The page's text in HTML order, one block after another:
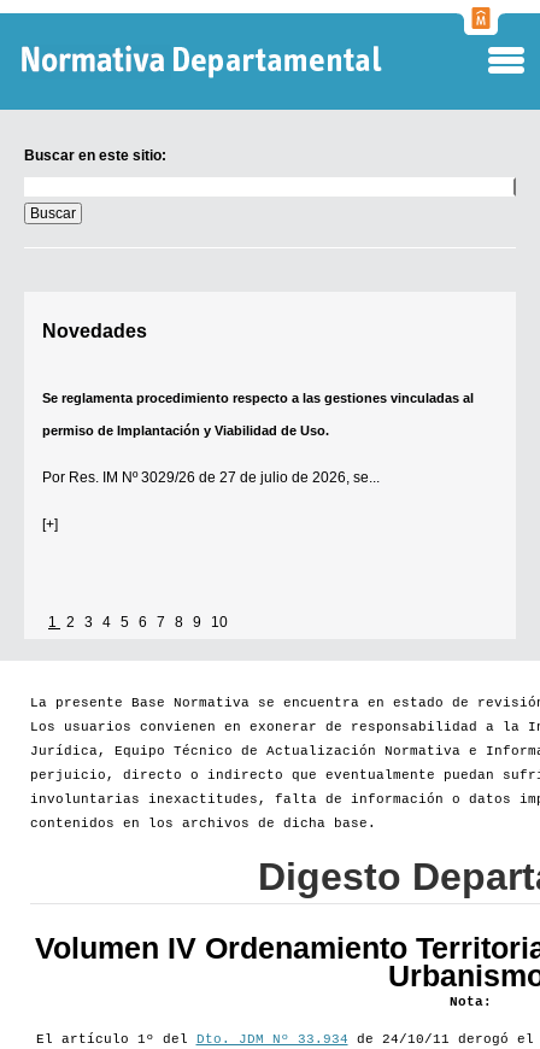
Buscar en este sitio:
en
este
sitio:
Novedades
Se reglamenta procedimiento respecto a las gestiones vinculadas al
permiso de Implantación y Viabilidad de Uso.
Por Res. IM Nº 3029/26 de 27 de julio de 2026, se...
[+]
1 2 3 4 5 6 7 8 9 10
La presente Base Normativa se encuentra en estado de
Los usuarios convienen en exonerar de responsabilidad a la
Jurídica, Equipo Técnico de Actualización Normativa e
perjuicio, directo o indirecto que eventualmente puedan
involuntarias inexactitudes, falta de información o datos
contenidos en los archivos de dicha base.
Digesto
Volumen IV Ordenamiento
Nota:
El artículo 1º del Dto. JDM Nº 33.934 de 24/10/11 derogó